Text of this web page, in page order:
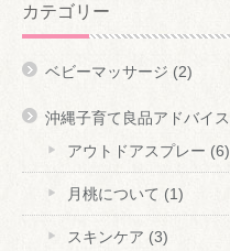
カテゴリー
ベビーマッサージ (2)
沖縄子育て良品アドバイス
アウトドアスプレー (6)
月桃について (1)
スキンケア (3)